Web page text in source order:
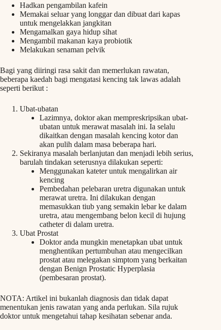
Hadkan pengambilan kafein
Memakai seluar yang longgar dan dibuat dari kapas
untuk mengelakkan jangkitan
Mengamalkan gaya hidup sihat
Mengambil makanan kaya probiotik
Melakukan senaman pelvik
Bagi yang diiringi rasa sakit dan memerlukan rawatan,
beberapa kaedah bagi mengatasi kencing tak lawas adalah
seperti berikut :
Ubat-ubatan
Lazimnya, doktor akan mempreskripsikan ubat-
ubatan untuk merawat masalah ini. Ia selalu
dikaitkan dengan masalah kencing kotor dan
akan pulih dalam masa beberapa hari.
Sekiranya masalah berlanjutan dan menjadi lebih serius,
barulah tindakan seterusnya dilakukan seperti:
Menggunakan kateter untuk mengalirkan air
kencing
Pembedahan pelebaran uretra digunakan untuk
merawat uretra. Ini dilakukan dengan
memasukkan tiub yang semakin lebar ke dalam
uretra, atau mengembang belon kecil di hujung
catheter di dalam uretra.
Ubat Prostat
Doktor anda mungkin menetapkan ubat untuk
menghentikan pertumbuhan atau mengecilkan
prostat atau melegakan simptom yang berkaitan
dengan Benign Prostatic Hyperplasia
(pembesaran prostat).
NOTA: Artikel ini bukanlah diagnosis dan tidak dapat
menentukan jenis rawatan yang anda perlukan. Sila rujuk
doktor untuk mengetahui tahap kesihatan sebenar anda.